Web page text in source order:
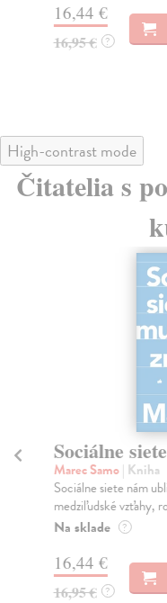
16,44 €
16,95 € ?
High-contrast mode
Čitatelia s
Sociálne
Marec Samo| Kniha
Sociálne siete nám
medziľudské vzťahy,
Na sklade ?
16,44 €
16,95 € ?